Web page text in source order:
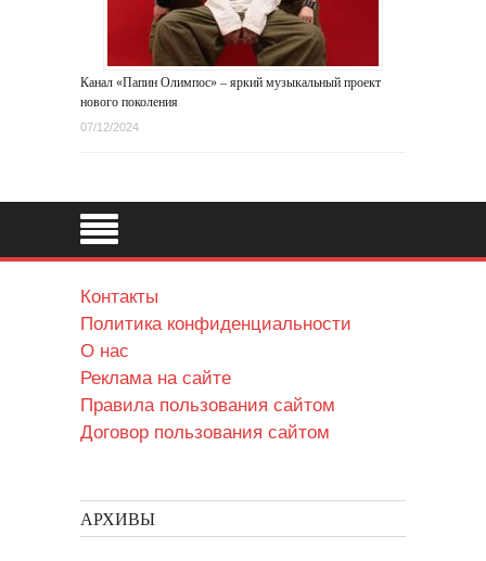
Канал «Папин Олимпос» – яркий музыкальный проект
нового поколения
07/12/2024
Контакты
Политика конфиденциальности
О нас
Реклама на сайте
Правила пользования сайтом
Договор пользования сайтом
АРХИВЫ